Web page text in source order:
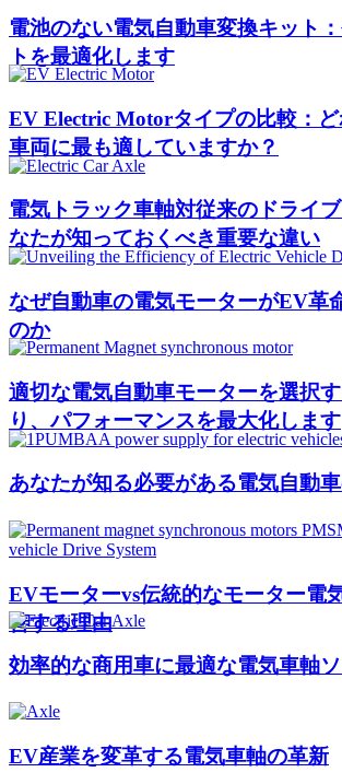
電池のない電気自動車変換キット
トを最適化します
EV Electric Motorタイプの比較：
車両に最も適していますか？
電気トラック車軸対従来のドライ
なたが知っておくべき重要な違い
なぜ自動車の電気モーターがEV革
のか
適切な電気自動車モーターを選択
り、パフォーマンスを最大化します
あなたが知る必要がある電気自動
EVモーターvs伝統的なモーター電
善する理由
効率的な商用車に最適な電気車軸
EV産業を変革する電気車軸の革新